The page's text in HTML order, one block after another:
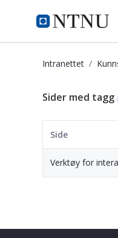
i.ntnu.no
Intranettet
Sider med tagg
Side
Verktøy for